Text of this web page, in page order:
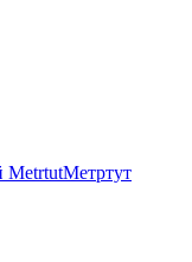
Метртут